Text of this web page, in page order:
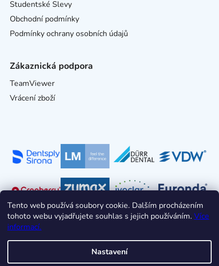
Tento web používá soubory cookie. Dalším procházením
tohoto webu vyjadřujete souhlas s jejich používáním. Více
informací.
Nastavení
Studentské Slevy
Obchodní podmínky
Podmínky ochrany osobních údajů
Zákaznická podpora
TeamViewer
Vrácení zboží